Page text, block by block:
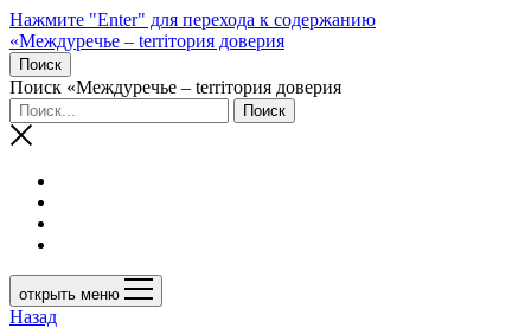
Нажмите "Enter" для перехода к содержанию
«Междуречье – terriтория доверия
Поиск
Поиск «Междуречье – terriтория доверия
открыть меню
Назад